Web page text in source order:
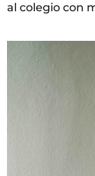
al colegio con